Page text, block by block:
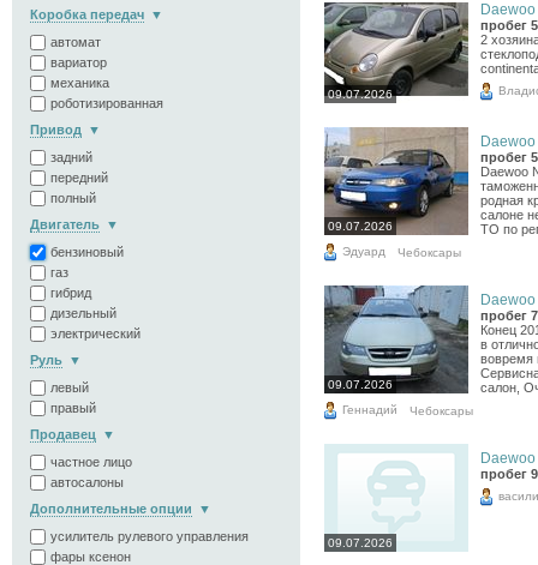
Коробка передач
автомат
вариатор
механика
роботизированная
Привод
задний
передний
полный
Двигатель
бензиновый
газ
гибрид
дизельный
электрический
Руль
левый
правый
Продавец
частное лицо
автосалоны
Дополнительные опции
усилитель рулевого управления
фары ксенон
09.07.2026
Daewoo
пробег
2
09.07.2026
Daewoo
пробег
Daewoo
родная
салоне
ТО по
Эдуард Чебоксары
09.07.2026
Daewoo
пробег
Конец
в
вовремя
салон,
Геннадий Чебоксары
09.07.2026
Daewoo
пробег